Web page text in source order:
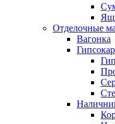
Отделочные
Вагонка